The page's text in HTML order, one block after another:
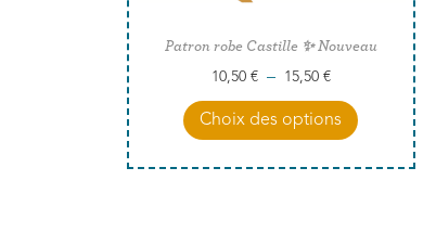
Patron robe Castille ✨ Nouveau
10,50 € – 15,50 €
Choix des options